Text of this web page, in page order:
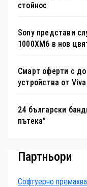
стойнос
Sony представи
1000XM6 в нов
Смарт оферти с
устройства от
24 български
пътека”
Партньори
Софтуерно